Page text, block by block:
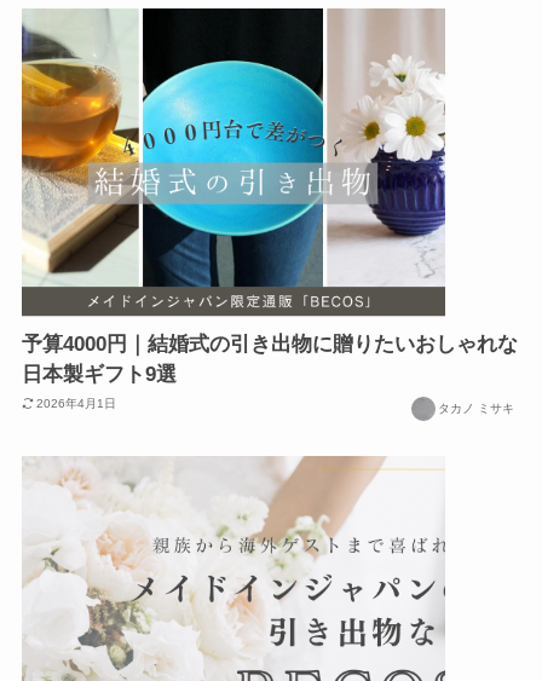
予算4000円｜結婚式の引き出物に贈りたいおしゃれな
日本製ギフト9選
2026年4月1日 タカノ ミサキ